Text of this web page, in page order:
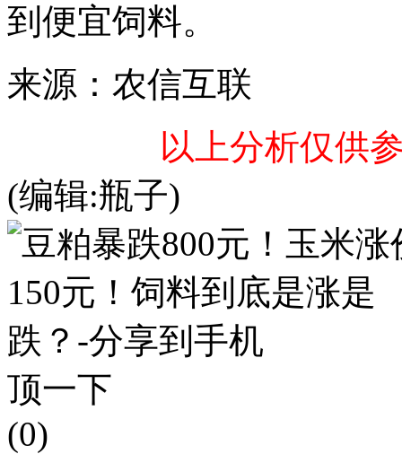
到便宜饲料。
来源：农信互联
以上分析仅供
(编辑:瓶子)
顶一下
(0)